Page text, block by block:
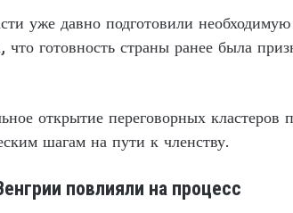
уже давно подготовили
что готовность страны ранее была
открытие переговорных
шагам на пути к членству.
повлияли на процесс